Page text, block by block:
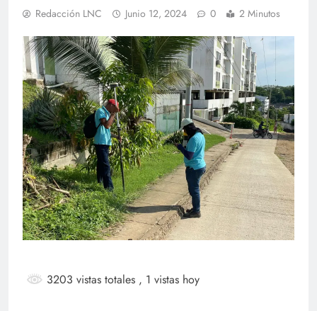
Redacción LNC Junio 12, 2024 0 2 Minutos
3203 vistas totales , 1 vistas hoy